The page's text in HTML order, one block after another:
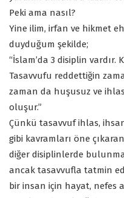
Peki ama nasıl?
Yine ilim, irfan ve hikmet
duyduğum şekilde;
“İslam’da 3 disiplin vardır.
Tasavvufu reddettiğin
zaman da huşusuz ve
oluşur.”
Çünkü tasavvuf ihlas,
gibi kavramları öne
diğer disiplinlerde
ancak tasavvufla tatmin
bir insan için hayat, nefes